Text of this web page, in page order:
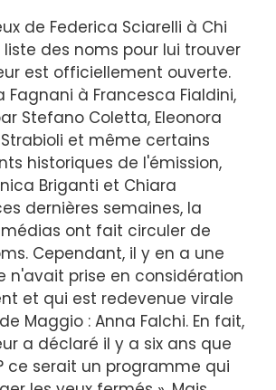
de Federica Sciarelli à Chi
liste des noms pour lui trouver
est officiellement ouverte.
Fagnani à Francesca Fialdini,
Stefano Coletta, Eleonora
Strabioli et même certains
historiques de l'émission,
Briganti et Chiara
dernières semaines, la
ont fait circuler de
Cependant, il y en a une
n'avait prise en considération
et qui est redevenue virale
Maggio : Anna Falchi. En fait,
a déclaré il y a six ans que
ce serait un programme qui